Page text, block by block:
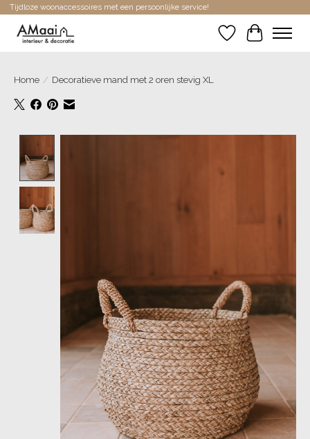
Tijdloze woonaccessoires met een persoonlijke service!
Verlanglijst
Home / Decoratieve mand met 2 oren stevig XL